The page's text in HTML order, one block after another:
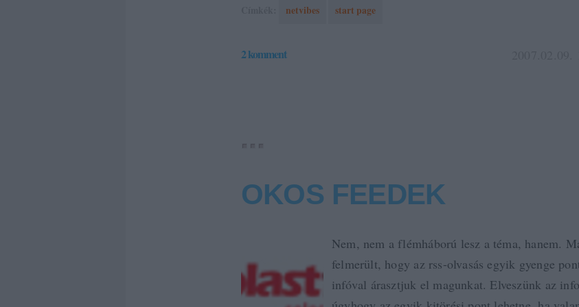
netvibes start page
2komment
OKOS FEEDEK
Nem, nem a flémháború lesz a téma, hanem.
felmerült, hogy az rss-olvasás egyik gyenge
infóval árasztjuk el magunkat. Elveszünk az